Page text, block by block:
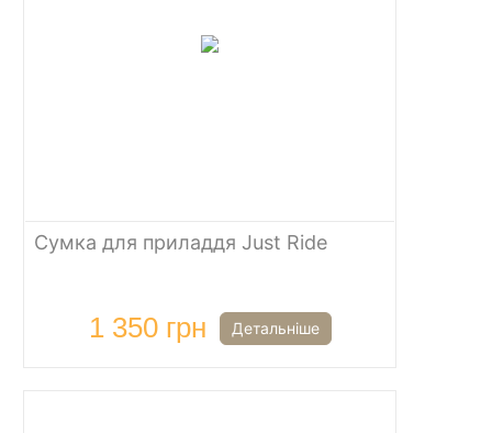
Сумка для приладдя Just Ride
1 350 грн Детальніше